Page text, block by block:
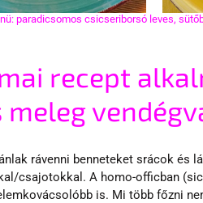
paradicsomos csicseriborsó leves,
recept
meleg
rávenni benneteket srácok és
csajotokkal. A homo-officban
is. Mi több főzni